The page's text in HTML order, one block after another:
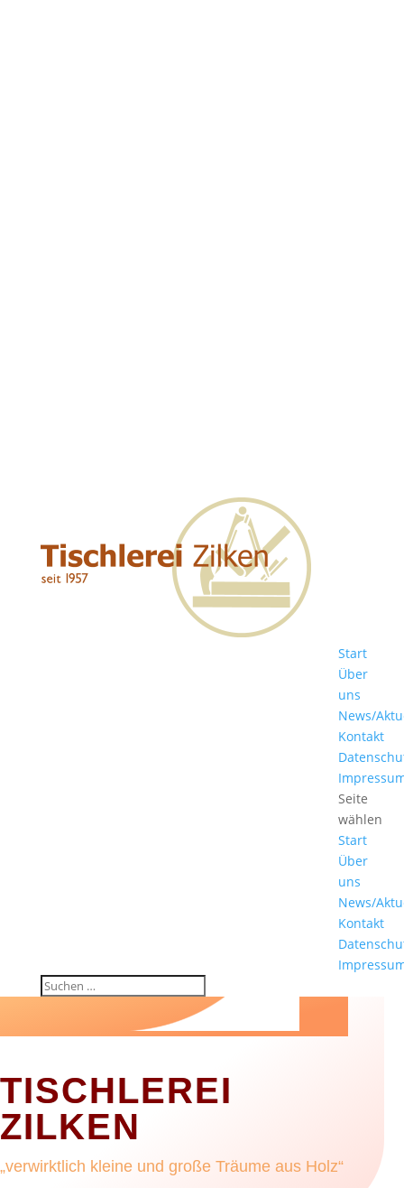
Start
Über
uns
News/
Kontakt
Seite
wählen
Start
Über
uns
News/
Kontakt
TISCHLEREI
ZILKEN
„verwirktlich kleine und große Träume aus Holz“